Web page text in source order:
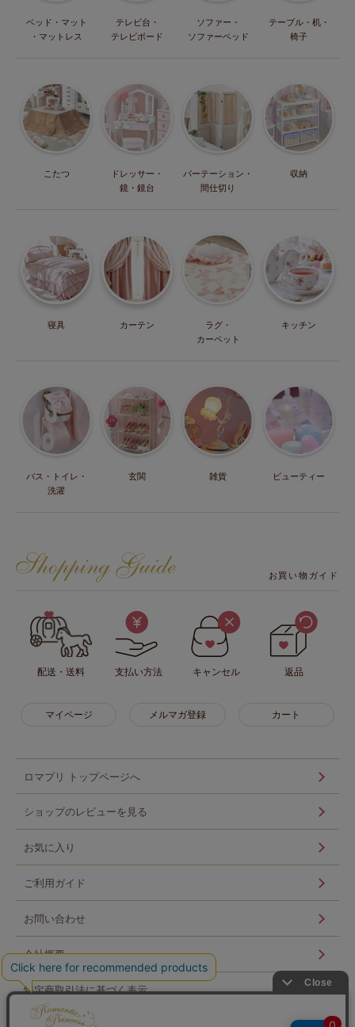
ベッド・マット
・マットレス
テレビ台・
テレビボード
ソファー・
ソファーベッド
テーブル・机・
椅子
こたつ
ドレッサー・
鏡・鏡台
パーテーション・
間仕切り
収納
寝具 カーテン
ラグ・
カーペット
キッチン
バス・トイレ・
洗濯
玄関 雑貨 ビューティー
お買い物ガイド
配送・送料 支払い方法 キャンセル 返品
マイページ メルマガ登録 カート
ロマプリ トップページへ
ショップのレビューを見る
お気に入り
ご利用ガイド
お問い合わせ
会社概要
特定商取引法に基づく表示